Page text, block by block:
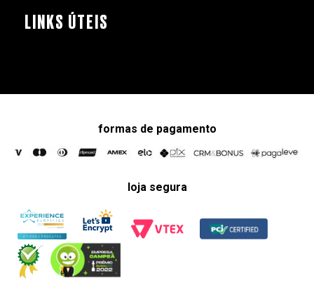
LINKS ÚTEIS
formas de pagamento
loja segura